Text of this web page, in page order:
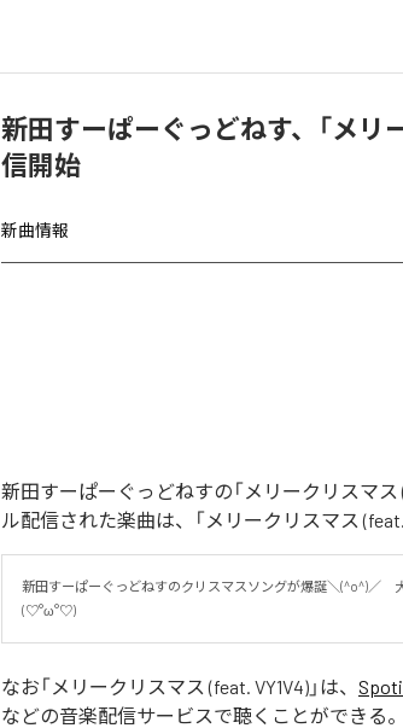
新田すーぱーぐっどねす、「メリ
信開始
新曲情報
新田すーぱーぐっどねすの「メリークリスマス
ル配信された楽曲は、「メリークリスマス (feat.
新田すーぱーぐっどねすのクリスマスソングが爆誕＼(^o^)／
(♡°ω°♡)
なお「メリークリスマス (feat. VY1V4) 」は、
などの音楽配信サービスで聴くことができる。